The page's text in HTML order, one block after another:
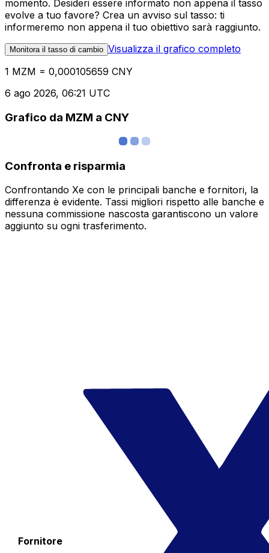
momento. Desideri essere informato non appena il tasso
evolve a tuo favore? Crea un avviso sul tasso: ti
informeremo non appena il tuo obiettivo sarà raggiunto.
Monitora il tasso di cambio Visualizza il grafico completo
1 MZM = 0,000105659 CNY
6 ago 2026, 06:21 UTC
Grafico da MZM a CNY
Confronta e risparmia
Confrontando Xe con le principali banche e fornitori, la
differenza è evidente. Tassi migliori rispetto alle banche e
nessuna commissione nascosta garantiscono un valore
aggiunto su ogni trasferimento.
Fornitore